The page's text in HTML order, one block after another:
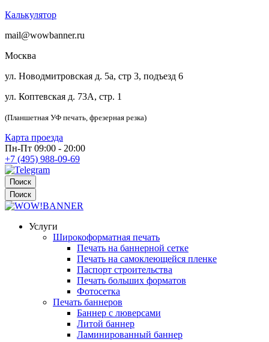
Калькулятор
mail@wowbanner.ru
Москва
ул. Новодмитровская д. 5а, стр 3, подъезд 6
ул. Коптевская д. 73А, стр. 1
(Планшетная УФ печать, фрезерная резка)
Карта проезда
Пн-Пт 09:00 - 20:00
+7 (495) 988-09-69
Поиск
Поиск
Услуги
Широкоформатная печать
Печать на баннерной сетке
Печать на самоклеющейся пленке
Паспорт строительства
Печать больших форматов
Фотосетка
Печать баннеров
Баннер с люверсами
Литой баннер
Ламинированный баннер